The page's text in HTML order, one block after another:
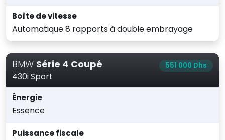
Boîte de vitesse
Automatique 8 rapports à double embrayage
BMW Série 4 Coupé
430i Sport
551 000 Dhs
Énergie
Essence
Puissance fiscale